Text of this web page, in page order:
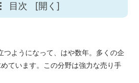
目次 [開く]
つようになって、はや数年。多くの企
ています。この分野は強力な売り手